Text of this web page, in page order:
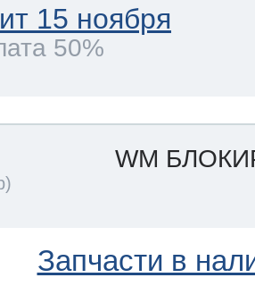
15 ноября
50%
WM
Запчасти в